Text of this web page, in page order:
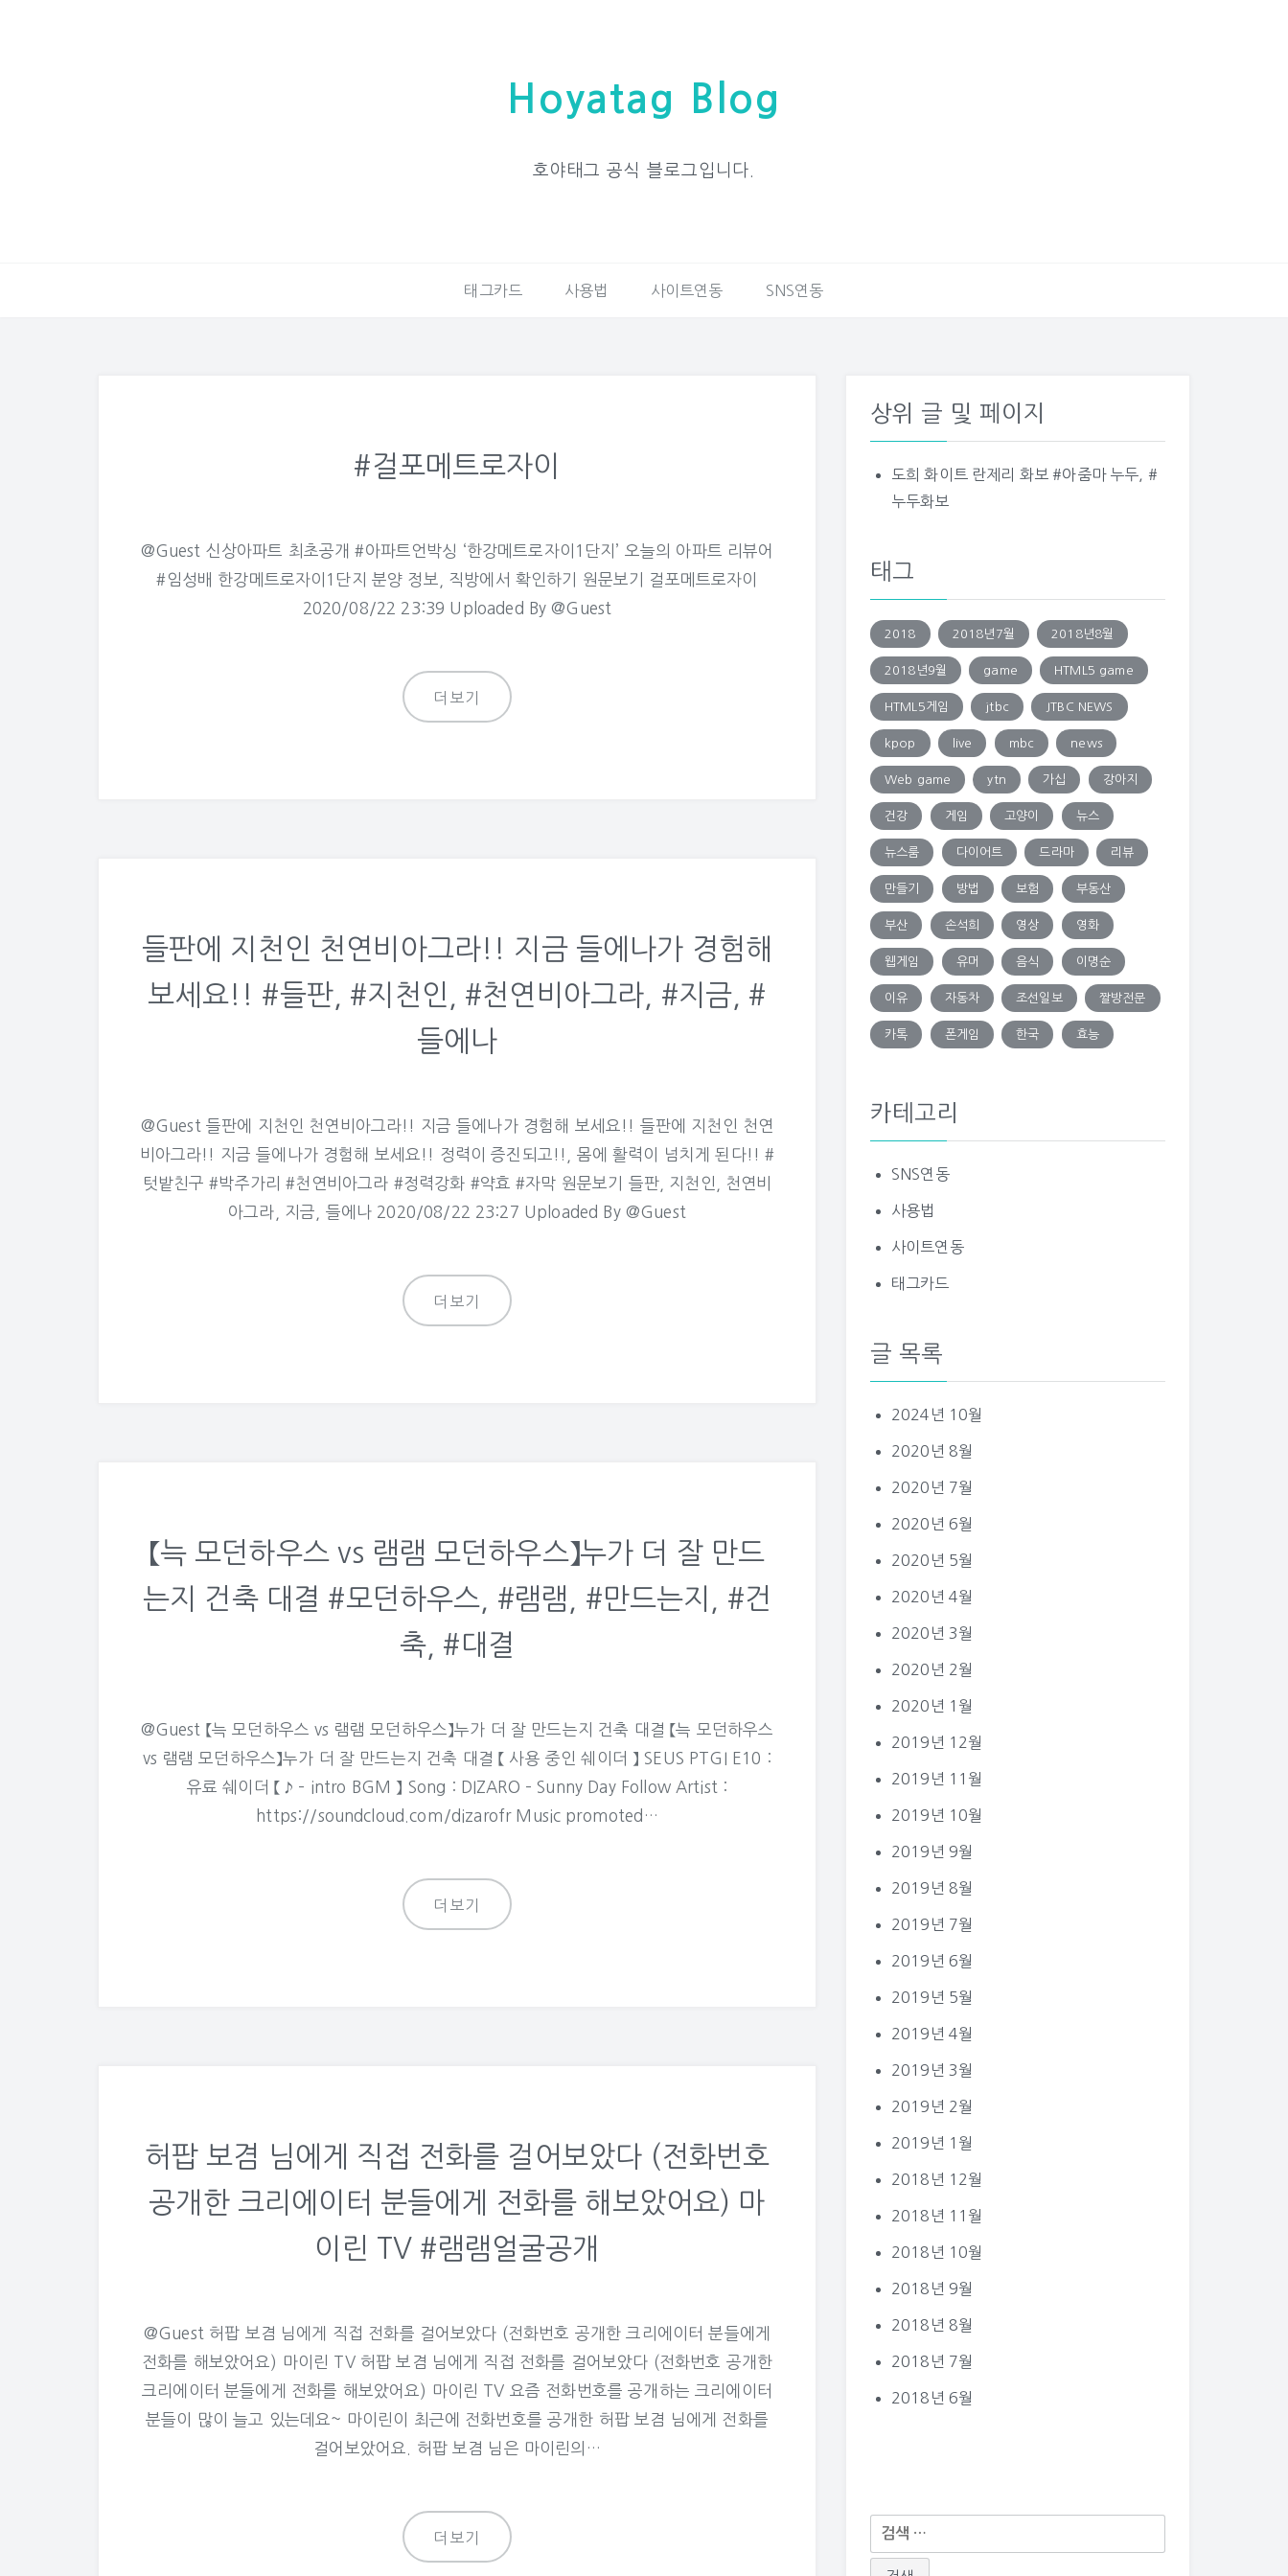
Hoyatag Blog
호야태그 공식 블로그입니다.
태그카드 사용법 사이트연동 SNS연동
#걸포메트로자이
@Guest 신상아파트 최초공개 #아파트언박싱 ‘한강메트로자이1단지’ 오늘의 아파트 리뷰어
#임성배 한강메트로자이1단지 분양 정보, 직방에서 확인하기 원문보기 걸포메트로자이
2020/08/22 23:39 Uploaded By @Guest
더보기
들판에 지천인 천연비아그라!! 지금 들에나가 경험해
보세요!! #들판, #지천인, #천연비아그라, #지금, #
들에나
@Guest 들판에 지천인 천연비아그라!! 지금 들에나가 경험해 보세요!! 들판에 지천인 천연
비아그라!! 지금 들에나가 경험해 보세요!! 정력이 증진되고!!, 몸에 활력이 넘치게 된다!! #
텃밭친구 #박주가리 #천연비아그라 #정력강화 #약효 #자막 원문보기 들판, 지천인, 천연비
아그라, 지금, 들에나 2020/08/22 23:27 Uploaded By @Guest
더보기
【늑 모던하우스 vs 램램 모던하우스】누가 더 잘 만드
는지 건축 대결 #모던하우스, #램램, #만드는지, #건
축, #대결
@Guest 【늑 모던하우스 vs 램램 모던하우스】누가 더 잘 만드는지 건축 대결 【늑 모던하우스
vs 램램 모던하우스】누가 더 잘 만드는지 건축 대결 【 사용 중인 쉐이더 】 SEUS PTGI E10 :
유료 쉐이더 【 ♪ – intro BGM 】 Song : DIZARO – Sunny Day Follow Artist :
https://soundcloud.com/dizarofr Music promoted…
더보기
허팝 보겸 님에게 직접 전화를 걸어보았다 (전화번호
공개한 크리에이터 분들에게 전화를 해보았어요) 마
이린 TV #램램얼굴공개
@Guest 허팝 보겸 님에게 직접 전화를 걸어보았다 (전화번호 공개한 크리에이터 분들에게
전화를 해보았어요) 마이린 TV 허팝 보겸 님에게 직접 전화를 걸어보았다 (전화번호 공개한
크리에이터 분들에게 전화를 해보았어요) 마이린 TV 요즘 전화번호를 공개하는 크리에이터
분들이 많이 늘고 있는데요~ 마이린이 최근에 전화번호를 공개한 허팝 보겸 님에게 전화를
걸어보았어요. 허팝 보겸 님은 마이린의…
더보기
상위 글 및 페이지
도희 화이트 란제리 화보 #아줌마 누두, #
누두화보
태그
2018 2018년7월 2018년8월
2018년9월 game HTML5 game
HTML5게임 jtbc JTBC NEWS
kpop live mbc news
Web game ytn 가십 강아지
건강 게임 고양이 뉴스
뉴스룸 다이어트 드라마 리뷰
만들기 방법 보험 부동산
부산 손석희 영상 영화
웹게임 유머 음식 이명순
이유 자동차 조선일보 짤방전문
카톡 폰게임 한국 효능
카테고리
SNS연동
사용법
사이트연동
태그카드
글 목록
2024년 10월
2020년 8월
2020년 7월
2020년 6월
2020년 5월
2020년 4월
2020년 3월
2020년 2월
2020년 1월
2019년 12월
2019년 11월
2019년 10월
2019년 9월
2019년 8월
2019년 7월
2019년 6월
2019년 5월
2019년 4월
2019년 3월
2019년 2월
2019년 1월
2018년 12월
2018년 11월
2018년 10월
2018년 9월
2018년 8월
2018년 7월
2018년 6월
다
음